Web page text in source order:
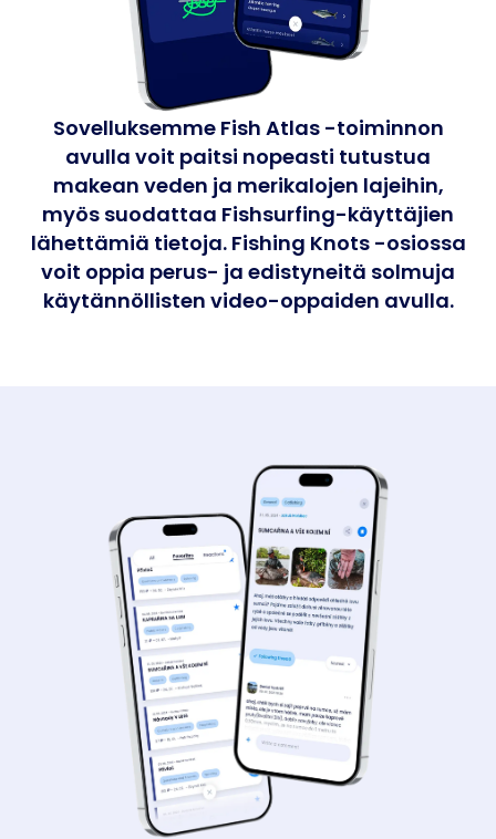
Sovelluksemme Fish Atlas -toiminnon
avulla voit paitsi nopeasti tutustua
makean veden ja merikalojen lajeihin,
myös suodattaa Fishsurfing-käyttäjien
lähettämiä tietoja. Fishing Knots -osiossa
voit oppia perus- ja edistyneitä solmuja
käytännöllisten video-oppaiden avulla.